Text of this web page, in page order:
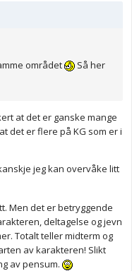
området
Så her
at det er ganske mange
det er flere på KG som er i
jeg kan overvåke litt
Men det er betryggende
deltagelse og jevn
Totalt teller midterm og
av karakteren! Slikt
av pensum.